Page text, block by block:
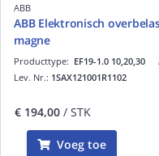
ABB
ABB Elektronisch
magne
Producttype: EF19-1.0 10,20,30
Lev. Nr.: 1SAX121001R1102
€ 194,00 / STK
Voeg toe